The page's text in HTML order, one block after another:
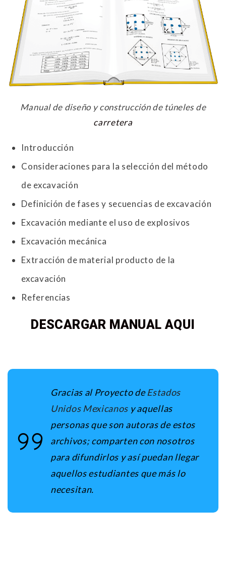
Manual de diseño y construcción de túneles de
carretera
Introducción
Consideraciones para la selección del método
de excavación
Definición de fases y secuencias de excavación
Excavación mediante el uso de explosivos
Excavación mecánica
Extracción de material producto de la
excavación
Referencias
DESCARGAR MANUAL AQUI
Gracias al Proyecto deEstados
Unidos Mexicanos y aquellas
personas que son autoras de estos
archivos; comparten con nosotros
para difundirlos y así puedan llegar
aquellos estudiantes que más lo
necesitan.